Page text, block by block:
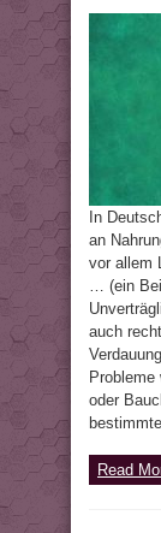
In
an
vor allem
… (ein
auch
oder
Read